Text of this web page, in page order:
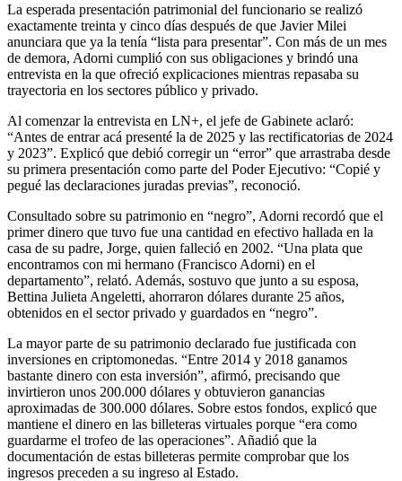
La esperada presentación patrimonial del funcionario se realizó
exactamente treinta y cinco días después de que Javier Milei
anunciara que ya la tenía “lista para presentar”. Con más de un mes
de demora, Adorni cumplió con sus obligaciones y brindó una
entrevista en la que ofreció explicaciones mientras repasaba su
trayectoria en los sectores público y privado.
Al comenzar la entrevista en LN+, el jefe de Gabinete aclaró:
“Antes de entrar acá presenté la de 2025 y las rectificatorias de 2024
y 2023”. Explicó que debió corregir un “error” que arrastraba desde
su primera presentación como parte del Poder Ejecutivo: “Copié y
pegué las declaraciones juradas previas”, reconoció.
Consultado sobre su patrimonio en “negro”, Adorni recordó que el
primer dinero que tuvo fue una cantidad en efectivo hallada en la
casa de su padre, Jorge, quien falleció en 2002. “Una plata que
encontramos con mi hermano (Francisco Adorni) en el
departamento”, relató. Además, sostuvo que junto a su esposa,
Bettina Julieta Angeletti, ahorraron dólares durante 25 años,
obtenidos en el sector privado y guardados en “negro”.
La mayor parte de su patrimonio declarado fue justificada con
inversiones en criptomonedas. “Entre 2014 y 2018 ganamos
bastante dinero con esta inversión”, afirmó, precisando que
invirtieron unos 200.000 dólares y obtuvieron ganancias
aproximadas de 300.000 dólares. Sobre estos fondos, explicó que
mantiene el dinero en las billeteras virtuales porque “era como
guardarme el trofeo de las operaciones”. Añadió que la
documentación de estas billeteras permite comprobar que los
ingresos preceden a su ingreso al Estado.